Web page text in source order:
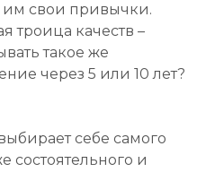
им свои привычки.
троица качеств –
такое же
через 5 или 10 лет?
себе самого
состоятельного и